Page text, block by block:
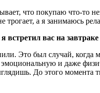
что покупаю что-
трогает, а я занимаюсь
я встретил вас на
Это был случай, когда
и даже
До этого